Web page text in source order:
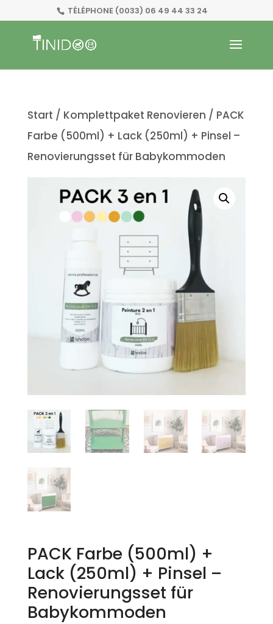
TÉLÉPHONE (0033) 06 49 44 33 24
Start / Komplettpaket Renovieren / PACK
Farbe (500ml) + Lack (250ml) + Pinsel –
Renovierungsset für Babykommoden
PACK Farbe (500ml) +
Lack (250ml) + Pinsel –
Renovierungsset für
Babykommoden